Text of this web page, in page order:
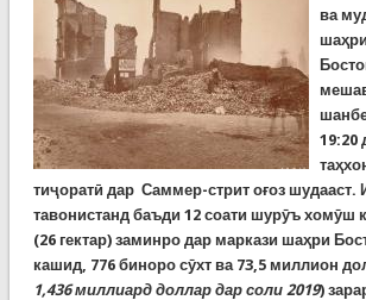
ва
19:20
тиҷоратӣ дар Саммер-стрит оғоз шудааст.
тавонистанд баъди 12 соати шурӯъ хомӯш
(26 гектар) заминро дар маркази шаҳри
кашид, 776 биноро сӯхт ва 73,5 миллион
1,436 миллиард доллар дар соли 2019)